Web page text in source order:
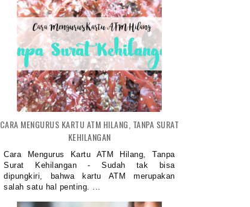
CARA MENGURUS KARTU ATM HILANG, TANPA SURAT
KEHILANGAN
Cara Mengurus Kartu ATM Hilang, Tanpa
Surat Kehilangan - Sudah tak bisa
dipungkiri, bahwa kartu ATM merupakan
salah satu hal penting. ...